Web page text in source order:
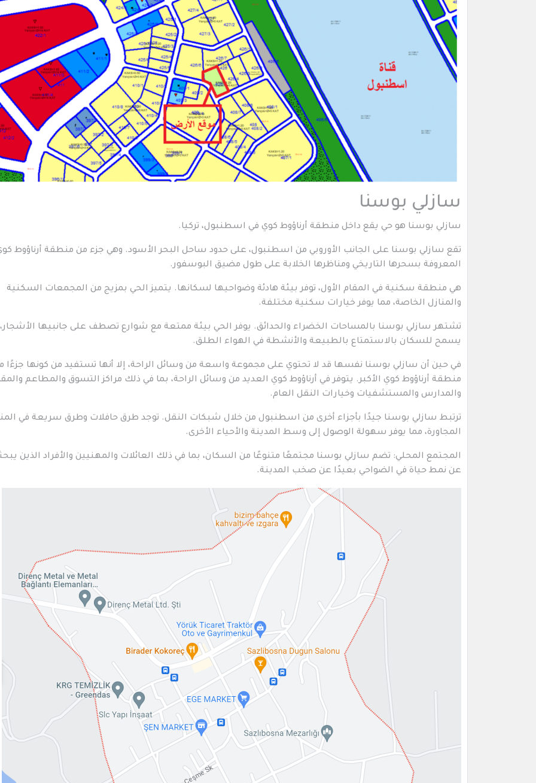
سازلي بوسنا
سازلي بوسنا هو حي يقع داخل منطقة أرناؤوط كوي في اسطنبول، تركيا.
تقع سازلي بوسنا على الجانب الأوروبي من اسطنبول، على حدود ساحل البحر الأسود. وهي جزء من منطقة أرناؤوط
المعروفة بسحرها التاريخي ومناظرها الخلابة على طول مضيق البوسفور.
هي منطقة سكنية في المقام الأول، توفر بيئة هادئة وضواحيها لسكانها. يتميز الحي بمزيج من المجمعات السكنية
والمنازل الخاصة، مما يوفر خيارات سكنية مختلفة.
تشتهر سازلي بوسنا بالمساحات الخضراء والحدائق. يوفر الحي بيئة ممتعة مع شوارع تصطف على جانبيها
يسمح للسكان بالاستمتاع بالطبيعة والأنشطة في الهواء الطلق.
في حين أن سازلي بوسنا نفسها قد لا تحتوي على مجموعة واسعة من وسائل الراحة، إلا أنها تستفيد من كونها جزءًا
منطقة أرناؤوط كوي الأكبر. يتوفر في أرناؤوط كوي العديد من وسائل الراحة، بما في ذلك مراكز التسوق والمطاعم
والمدارس والمستشفيات وخيارات النقل العام.
ترتبط سازلي بوسنا جيدًا بأجزاء أخرى من اسطنبول من خلال شبكات النقل. توجد طرق حافلات وطرق سريعة في
المجاورة، مما يوفر سهولة الوصول إلى وسط المدينة والأحياء الأخرى.
المجتمع المحلي: تضم سازلي بوسنا مجتمعًا متنوعًا من السكان، بما في ذلك العائلات والمهنيين والأفراد الذين
عن نمط حياة في الضواحي بعيدًا عن صخب المدينة.